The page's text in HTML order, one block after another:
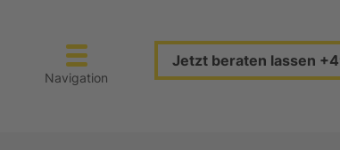
Navigation
Jetzt beraten lassen